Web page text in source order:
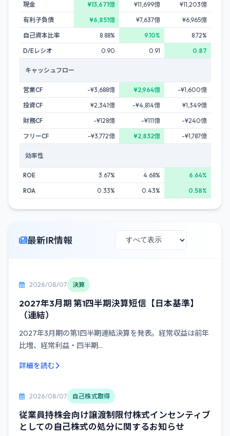
現金
¥13,671億 ¥11,699億
¥11,203億
有利子負債
¥6,851億 ¥7,637億
¥6,965億
自己資本比率
8.88% 9.10%
8.72%
D/Eレシオ
0.90 0.91 0.87
キャッシュフロー
営業CF -¥3,688億 ¥2,964億
-¥1,600億
投資CF
¥2,341億 -¥4,814億
¥1,349億
財務CF
-¥128億 -¥111億
-¥240億
フリーCF
-¥3,772億 ¥2,832億 -¥1,787億
効率性
ROE 3.67% 4.68%
6.64%
ROA
0.33% 0.43% 0.58%
最新IR情報
2026/08/07 決算
2027年3月期 第1四半期決算短信【日本基準】
（連結）
2027年3月期の第1四半期連結決算を発表。経常収益は前年
比増、経常利益・四半期...
詳細を読む
2026/08/07 自己株式取得
従業員持株会向け譲渡制限付株式インセンティブ
としての自己株式の処分に関するお知らせ